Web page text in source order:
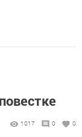
1017 0 0